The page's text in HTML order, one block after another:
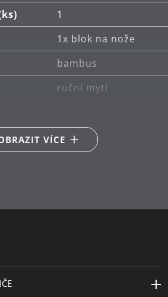
1
1x blok na nože
bambus
ruční mytí
12
VÍCE